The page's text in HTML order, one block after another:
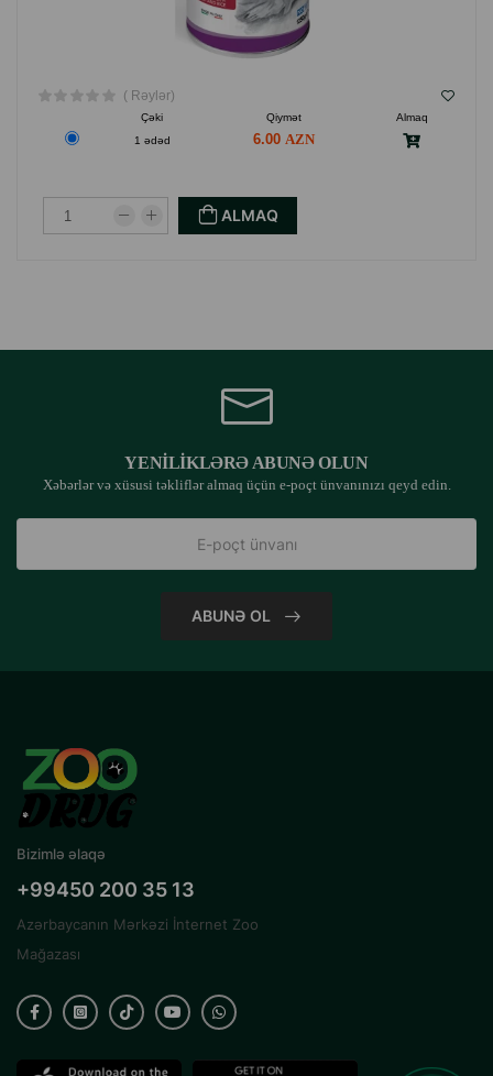
( Rəylər)
Çəki Qiymət
Almaq
1 ədəd
6.00
ALMAQ
YENILIKLƏRƏ ABUNƏ OLUN
Xəbərlər və xüsusi təkliflər almaq üçün e-poçt ünvanınızı qeyd edin.
ABUNƏ OL
Bizimlə əlaqə
+99450 200 35 13
Azərbaycanın Mərkəzi İnternet Zoo
Mağazası